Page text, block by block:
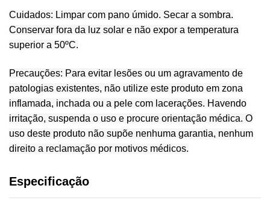
Cuidados: Limpar com pano úmido. Secar a sombra.
Conservar fora da luz solar e não expor a temperatura
superior a 50ºC.
Precauções: Para evitar lesões ou um agravamento de
patologias existentes, não utilize este produto em zona
inflamada, inchada ou a pele com lacerações. Havendo
irritação, suspenda o uso e procure orientação médica. O
uso deste produto não supõe nenhuma garantia, nenhum
direito a reclamação por motivos médicos.
Especificação